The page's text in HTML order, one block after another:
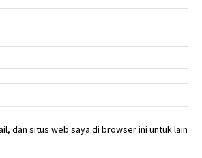
dan situs web saya di browser ini untuk lain